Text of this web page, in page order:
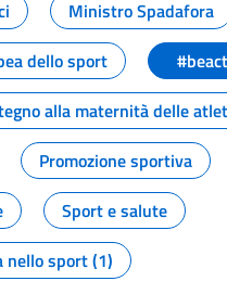
Ministro Spadafora
dello sport
alla maternità delle
Promozione sportiva
Sport e salute
nello sport (1)